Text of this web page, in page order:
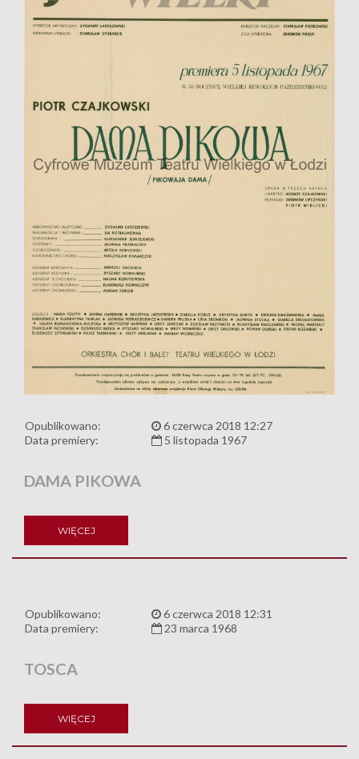
Opublikowano:
6 czerwca 2018 12:27
Data premiery:
5 listopada 1967
DAMA PIKOWA
WIĘCEJ
Opublikowano:
6 czerwca 2018 12:31
Data premiery:
23 marca 1968
TOSCA
WIĘCEJ